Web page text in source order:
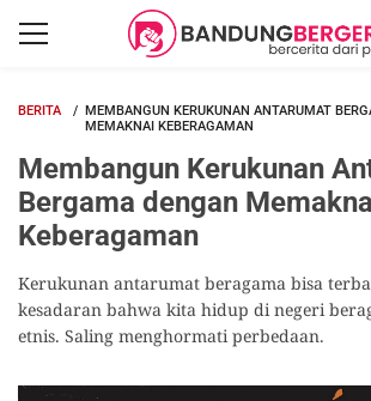
BERITA
MEMBANGUN KERUKUNAN ANTARUMAT
MEMAKNAI KEBERAGAMAN
Membangun Kerukunan
Bergama dengan
Keberagaman
Kerukunan antarumat beragama bisa
kesadaran bahwa kita hidup di negeri
etnis. Saling menghormati perbedaan.